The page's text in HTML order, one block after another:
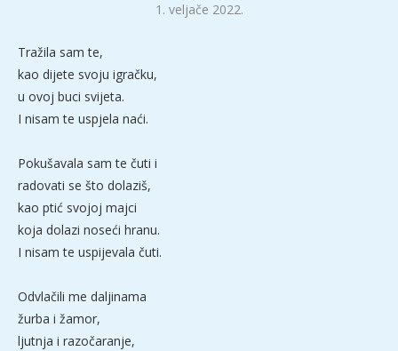
1. veljače 2022.
Tražila sam te,
kao dijete svoju igračku,
u ovoj buci svijeta.
I nisam te uspjela naći.
Pokušavala sam te čuti i
radovati se što dolaziš,
kao ptić svojoj majci
koja dolazi noseći hranu.
I nisam te uspijevala čuti.
Odvlačili me daljinama
žurba i žamor,
ljutnja i razočaranje,